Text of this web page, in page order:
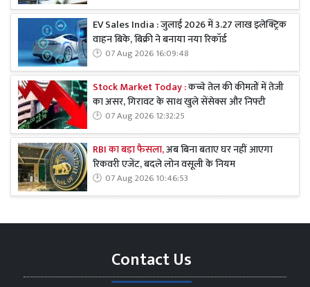
EV Sales India : जुलाई 2026 में 3.27 लाख इलेक्ट्रिक
वाहन बिके, बिक्री ने बनाया नया रिकॉर्ड
07 Aug 2026 16:09:48
Stock Market Today :कच्चे तेल की कीमतों में तेजी
का असर, गिरावट के साथ खुले सेंसेक्स और निफ्टी
07 Aug 2026 12:32:25
RBI का बड़ा फैसला,अब बिना बताए घर नहीं आएगा
रिकवरी एजेंट, बदले लोन वसूली के नियम
07 Aug 2026 10:46:53
Contact Us